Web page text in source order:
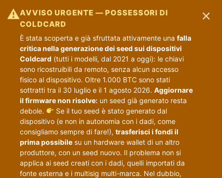
⚠AVVISO URGENTE — POSSESSORI DI
COLDCARD
È stata scoperta e già sfruttata attivamente una falla
critica nella generazione dei seed sui dispositivi
Coldcard (tutti i modelli, dal 2021 a oggi): le chiavi
sono ricostruibili da remoto, senza alcun accesso
fisico al dispositivo. Oltre 1.000 BTC sono stati
sottratti tra il 30 luglio e il 1 agosto 2026. Aggiornare
il firmware non risolve: un seed già generato resta
debole.
Se il tuo seed è stato generato dal
dispositivo (e non in autonomia con i dadi, come
consigliamo sempre di fare!), trasferisci i fondi il
prima possibile su un hardware wallet di un altro
produttore, con un seed nuovo. Il problema non si
applica ai seed creati con i dadi, quelli importati da
fonte esterna e i multisig multi-marca. Nel dubbio,
×